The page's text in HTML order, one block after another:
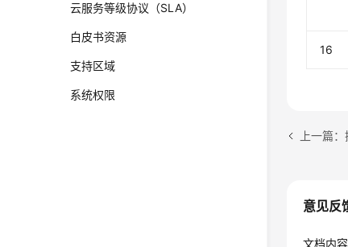
云服务等级协议（SLA）
白皮书资源
支持区域
系统权限
16
上一篇
意见反
文档内